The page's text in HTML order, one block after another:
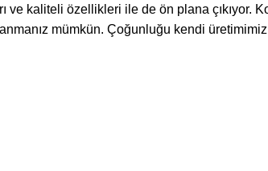
kaliteli özellikleri ile de ön plana çıkıyor.
mümkün. Çoğunluğu kendi